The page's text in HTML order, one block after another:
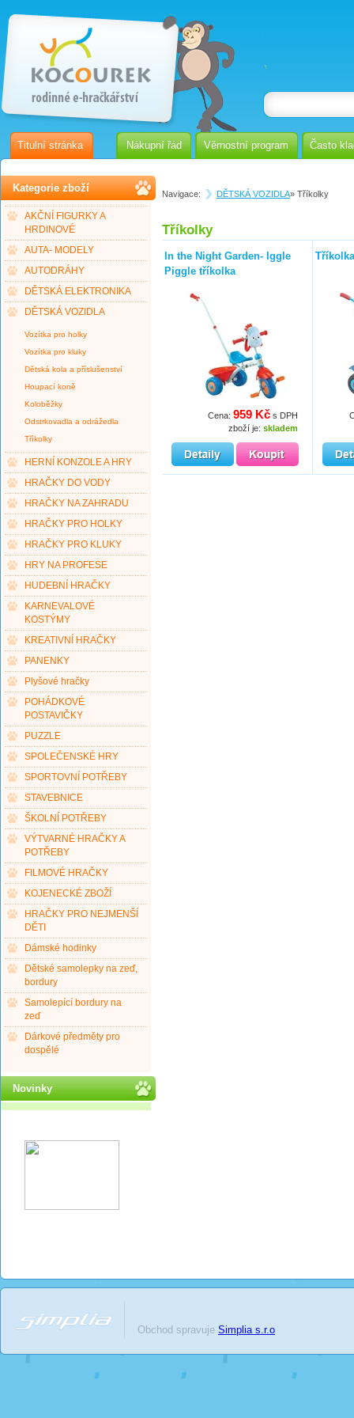
Titulní stránka Nákupní řád Věrnostní program Často
Kategorie zboží
AKČNÍ FIGURKY A
HRDINOVÉ
AUTA- MODELY
AUTODRÁHY
DĚTSKÁ ELEKTRONIKA
DĚTSKÁ VOZIDLA
Vozítka pro holky
Vozítka pro kluky
Dětská kola a příslušenství
Houpací koně
Koloběžky
Odstrkovadla a odrážedla
Tříkolky
HERNÍ KONZOLE A HRY
HRAČKY DO VODY
HRAČKY NA ZAHRADU
HRAČKY PRO HOLKY
HRAČKY PRO KLUKY
HRY NA PROFESE
HUDEBNÍ HRAČKY
KARNEVALOVÉ
KOSTÝMY
KREATIVNÍ HRAČKY
PANENKY
Plyšové hračky
POHÁDKOVÉ
POSTAVIČKY
PUZZLE
SPOLEČENSKÉ HRY
SPORTOVNÍ POTŘEBY
STAVEBNICE
ŠKOLNÍ POTŘEBY
VÝTVARNÉ HRAČKY A
POTŘEBY
FILMOVÉ HRAČKY
KOJENECKÉ ZBOŽÍ
HRAČKY PRO NEJMENŠÍ
DĚTI
Dámské hodinky
Dětské samolepky na zeď,
bordury
Samolepící bordury na
zeď
Dárkové předměty pro
dospělé
Novinky
Navigace: DĚTSKÁ VOZIDLA» Tříkolky
Tříkolky
In the Night Garden- Iggle
Piggle tříkolka
Cena: 959 Kč s DPH
zboží je: skladem
Obchod spravuje Simplia s.r.o